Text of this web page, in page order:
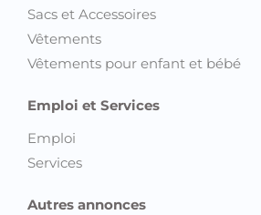
Sacs et Accessoires
Vêtements
Vêtements pour enfant et bébé
Emploi et Services
Emploi
Services
Autres annonces